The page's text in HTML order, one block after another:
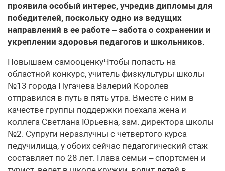
проявила особый интерес, учредив дипломы для
победителей, поскольку одно из ведущих
направлений в ее работе – забота о сохранении и
укреплении здоровья педагогов и школьников.
Повышаем самооценкуЧтобы попасть на
областной конкурс, учитель физкультуры школы
№13 города Пугачева Валерий Королев
отправился в путь в пять утра. Вместе с ним в
качестве группы поддержки поехала жена и
коллега Светлана Юрьевна, зам. директора школы
№2. Супруги неразлучны с четвертого курса
педучилища, у обоих сейчас педагогический стаж
составляет по 28 лет. Глава семьи – спортсмен и